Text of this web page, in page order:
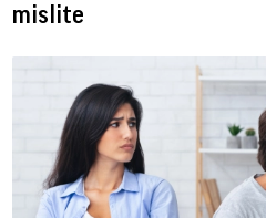
mislite